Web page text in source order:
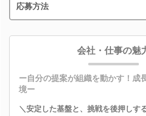
応募方法
会社・仕事の魅
ー自分の提案が組織を動かす！成
境ー
＼安定した基盤と、挑戦を後押しす